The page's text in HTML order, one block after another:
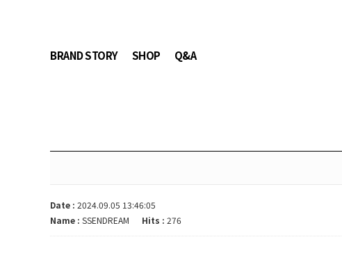
BRAND STORY SHOP Q&A
Date : 2024.09.05 13:46:05
Name : SSENDREAM Hits : 276